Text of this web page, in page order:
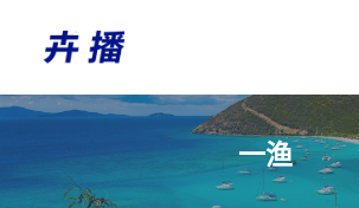
一渔